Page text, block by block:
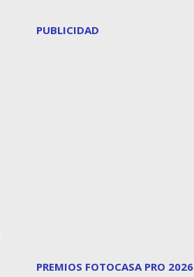
PUBLICIDAD
PREMIOS FOTOCASA PRO 2026